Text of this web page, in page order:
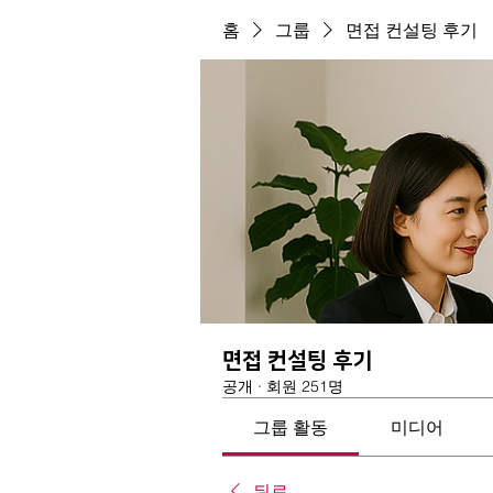
홈 그룹 면접 컨설팅 후기
면접 컨설팅 후기
공개 · 회원 251명
그룹 활동 미디어